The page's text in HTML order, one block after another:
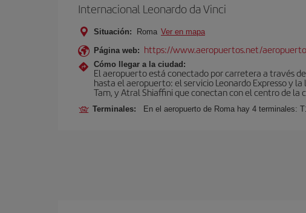
Internacional Leonardo da Vinci
Situación: Roma Ver en mapa
Página web: https://www.aeropuertos.net/
Cómo llegar a la ciudad:
El aeropuerto está conectado por carretera a través
hasta el aeropuerto: el servicio Leonardo Expresso y
Tam, y Atral Shiaffini que conectan con el centro de la
Terminales: En el aeropuerto de Roma hay 4 terminales: